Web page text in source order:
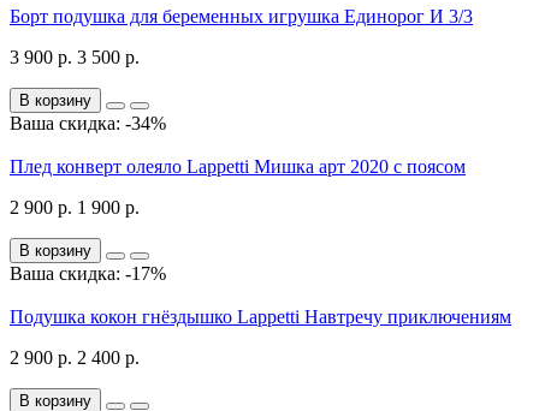
Борт подушка для беременных игрушка Единорог И 3/3
3 900 р. 3 500 р.
В корзину
Ваша скидка: -34%
Плед конверт олеяло Lappetti Мишка арт 2020 с поясом
2 900 р. 1 900 р.
В корзину
Ваша скидка: -17%
Подушка кокон гнёздышко Lappetti Навтречу приключениям
2 900 р. 2 400 р.
В корзину